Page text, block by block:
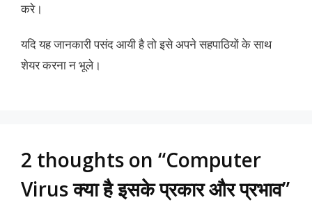
करे।
यदि यह जानकारी पसंद आयी है तो इसे अपने सहपाठियों के साथ
शेयर करना न भूले।
2 thoughts on “Computer
Virus क्या है इसके प्रकार और प्रभाव”